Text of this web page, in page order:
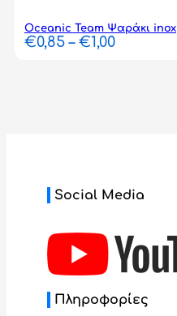
Oceanic Team Ψαράκι inox
€0,85 – €1,00Price
Social Media
Πληροφορίες